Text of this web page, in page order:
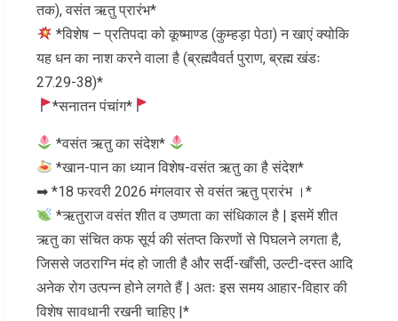
तक), वसंत ऋतु प्रारंभ*
*विशेष – प्रतिपदा को कूष्माण्ड (कुम्हड़ा पेठा) न खाएं क्योकि
यह धन का नाश करने वाला है (ब्रह्मवैवर्त पुराण, ब्रह्म खंडः
27.29-38)*
*सनातन पंचांग*
*वसंत ऋतु का संदेश*
*खान-पान का ध्यान विशेष-वसंत ऋतु का है संदेश*
➡ *18 फरवरी 2026 मंगलवार से वसंत ऋतु प्रारंभ ।*
*ऋतुराज वसंत शीत व उष्णता का संधिकाल है | इसमें शीत
ऋतु का संचित कफ सूर्य की संतप्त किरणों से पिघलने लगता है,
जिससे जठराग्नि मंद हो जाती है और सर्दी-खाँसी, उल्टी-दस्त आदि
अनेक रोग उत्पन्न होने लगते हैं | अतः इस समय आहार-विहार की
विशेष सावधानी रखनी चाहिए |*